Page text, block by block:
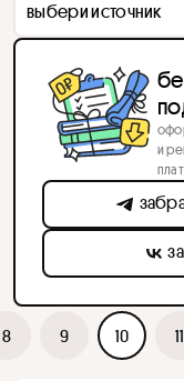
выбери источник
8 9 10 11
и